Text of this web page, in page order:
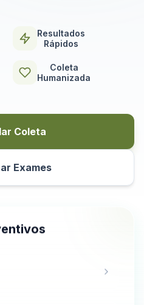
Resultados
Rápidos
Coleta
Humanizada
Coleta
Exames